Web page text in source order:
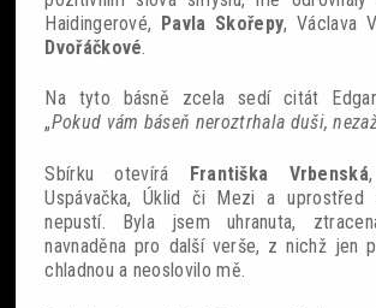
Haidingerové, Pavla Skořepy, Václava
Dvořáčkové.
Na tyto básně zcela sedí citát
„Pokud vám báseň neroztrhala duši,
Sbírku otevírá Františka Vrbenská
Uspávačka, Úklid či Mezi a uprostřed
nepustí. Byla jsem uhranuta,
navnaděna pro další verše, z nichž jen
chladnou a neoslovilo mě.